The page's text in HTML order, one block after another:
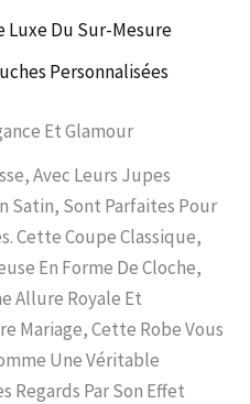
Luxe Du Sur-Mesure
Personnalisées
Et Glamour
Avec Leurs Jupes
Satin, Sont Parfaites Pour
Cette Coupe Classique,
En Forme De Cloche,
Allure Royale Et
Mariage, Cette Robe Vous
Une Véritable
Regards Par Son Effet